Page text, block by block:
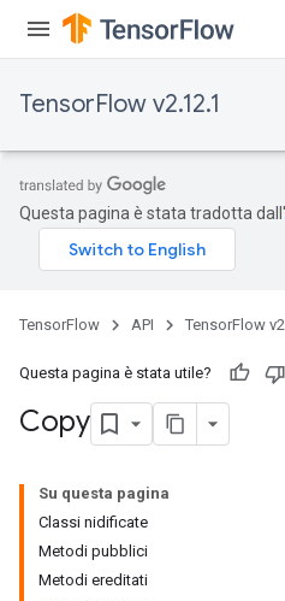
TensorFlow v2.12.1
Questa pagina è stata tradotta dall'
TensorFlow API TensorFlow
Questa pagina è stata utile?
Copy
Su questa pagina
Classi nidificate
Metodi pubblici
Metodi ereditati